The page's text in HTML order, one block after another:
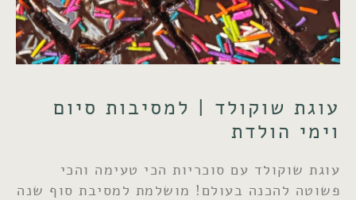
עוגת שוקולד | למסיבות סיום
וימי הולדת
עוגת שוקולד עם סוכריות הכי טעימה והכי
פשוטה להכנה בעולם! מושלמת למסיבת סוף שנה